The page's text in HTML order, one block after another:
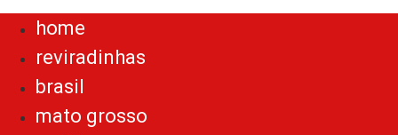
home
reviradinhas
brasil
mato grosso